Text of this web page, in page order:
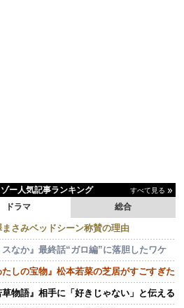
ー人気記事ランキング すべて見る
ドラマ 総合
まさみベッドシーン称賛の理由
スなか』最終話“ガロ編”に落胆したワケ
たしの宝物』松本若菜の芝居がすごすぎた
草物語』相手に「好きじゃない」と伝える